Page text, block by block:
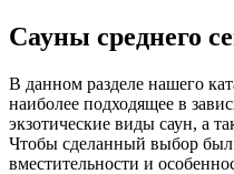
Сауны среднего
В данном разделе нашего
наиболее подходящее в
экзотические виды саун, а
Чтобы сделанный выбор был
вместительности и